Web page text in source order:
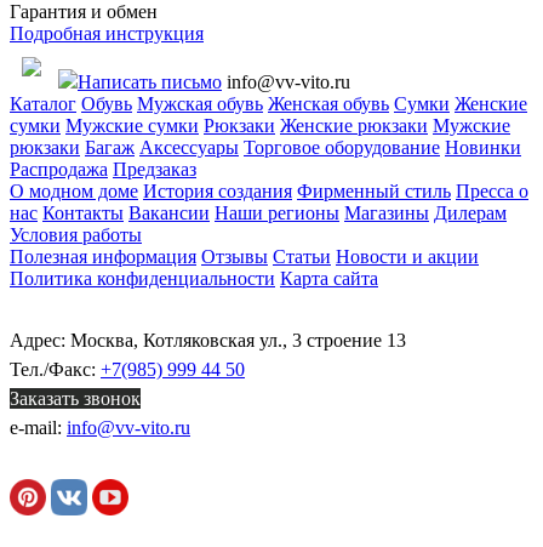
Гарантия и обмен
Подробная инструкция
Написать письмо info@vv-vito.ru
Каталог Обувь Мужская обувь Женская обувь Сумки Женские
сумки Мужские сумки Рюкзаки Женские рюкзаки Мужские
рюкзаки Багаж Аксессуары Торговое оборудование Новинки
Распродажа Предзаказ
О модном доме История создания Фирменный стиль Пресса о
нас Контакты Вакансии Наши регионы Магазины Дилерам
Условия работы
Полезная информация Отзывы Статьи Новости и акции
Политика конфиденциальности Карта сайта
Адрес: Москва, Котляковская ул., 3 строение 13
Тел./Факс: +7(985) 999 44 50
Заказать звонок
e-mail: info@vv-vito.ru